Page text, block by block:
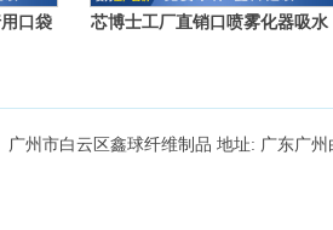
口袋
芯博士工厂直销口喷雾化器吸水
广州市白云区鑫球纤维制品 地址: 广东广